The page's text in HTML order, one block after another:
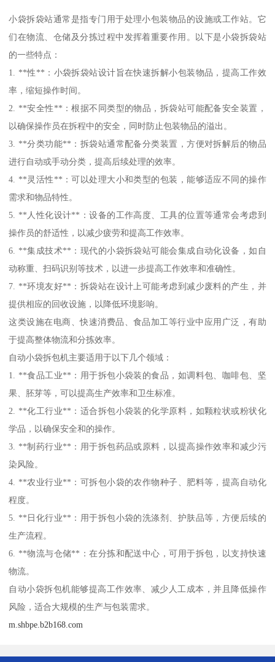
小袋拆袋站通常是指专门用于处理小包装物品的设施或工作站。它
们在物流、仓储及分拣过程中发挥着重要作用。以下是小袋拆袋站
的一些特点：
1. **性**：小袋拆袋站设计旨在快速拆解小包装物品，提高工作效
率，缩短操作时间。
2. **安全性**：根据不同类型的物品，拆袋站可能配备安全装置，
以确保操作员在拆程中的安全，同时防止包装物品的溢出。
3. **分类功能**：拆袋站通常配备分类装置，方便对拆解后的物品
进行自动或手动分类，提高后续处理的效率。
4. **灵活性**：可以处理大小和类型的包装，能够适应不同的操作
需求和物品特性。
5. **人性化设计**：设备的工作高度、工具的位置等通常会考虑到
操作员的舒适性，以减少疲劳和提高工作效率。
6. **集成技术**：现代的小袋拆袋站可能会集成自动化设备，如自
动称重、扫码识别等技术，以进一步提高工作效率和准确性。
7. **环境友好**：拆袋站在设计上可能考虑到减少废料的产生，并
提供相应的回收设施，以降低环境影响。
这类设施在电商、快速消费品、食品加工等行业中应用广泛，有助
于提高整体物流和分拣效率。
自动小袋拆包机主要适用于以下几个领域：
1. **食品工业**：用于拆包小袋装的食品，如调料包、咖啡包、坚
果、胚芽等，可以提高生产效率和卫生标准。
2. **化工行业**：适合拆包小袋装的化学原料，如颗粒状或粉状化
学品，以确保安全和的操作。
3. **制药行业**：用于拆包药品或原料，以提高操作效率和减少污
染风险。
4. **农业行业**：可拆包小袋的农作物种子、肥料等，提高自动化
程度。
5. **日化行业**：用于拆包小袋的洗涤剂、护肤品等，方便后续的
生产流程。
6. **物流与仓储**：在分拣和配送中心，可用于拆包，以支持快速
物流。
自动小袋拆包机能够提高工作效率、减少人工成本，并且降低操作
风险，适合大规模的生产与包装需求。
m.shbpe.b2b168.com